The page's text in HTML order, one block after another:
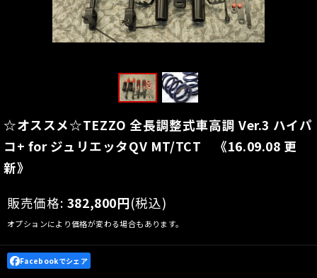
☆オススメ☆TEZZO 全長調整式車高調 Ver.3 ハイパ
コ+ for ジュリエッタQV MT/TCT 《16.09.08 更
新》
販売価格: 382,800円(税込)
オプションにより価格が変わる場合もあります。
Facebookでシェア